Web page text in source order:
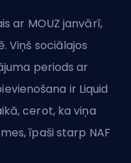
ar MOUZ janvārī,
Viņš sociālajos
periods ar
ir Liquid
cerot, ka viņa
īpaši starp NAF